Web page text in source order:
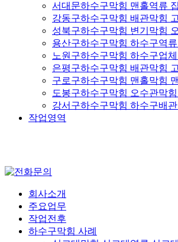
서대문하수구막힘 맨홀역류
강동구하수구막힘 배관막힘
성북구하수구막힘 변기막힘
용산구하수구막힘 하수구역
노원구하수구막힘 하수구업
은평구하수구막힘 배관막힘
구로구하수구막힘 맨홀막힘
도봉구하수구막힘 오수관막
강서구하수구막힘 하수구배
작업영역
회사소개
주요업무
작업전후
하수구막힘 사례